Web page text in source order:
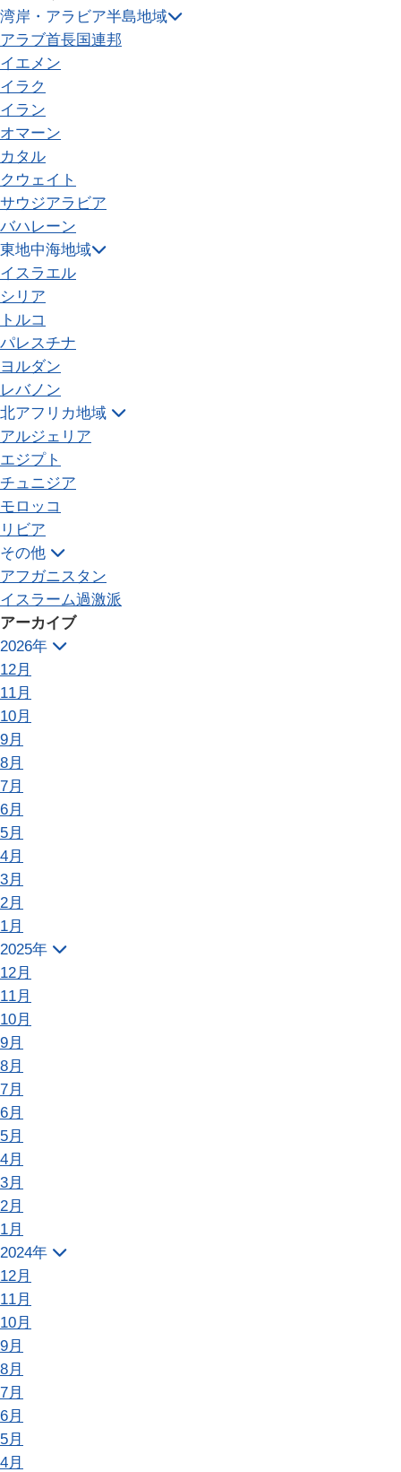
湾岸・アラビア半島地域
アラブ首長国連邦
イエメン
イラク
イラン
オマーン
カタル
クウェイト
サウジアラビア
バハレーン
東地中海地域
イスラエル
シリア
トルコ
パレスチナ
ヨルダン
レバノン
北アフリカ地域
アルジェリア
エジプト
チュニジア
モロッコ
リビア
その他
アフガニスタン
イスラーム過激派
アーカイブ
2026年
12月
11月
10月
9月
8月
7月
6月
5月
4月
3月
2月
1月
2025年
12月
11月
10月
9月
8月
7月
6月
5月
4月
3月
2月
1月
2024年
12月
11月
10月
9月
8月
7月
6月
5月
4月